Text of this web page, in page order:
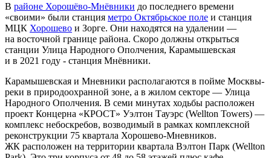
В районе Хорошёво-Мнёвники до последнего времени
«своими» были станция метро Октябрьское поле и станция
МЦК Хорошево и Зорге. Они находятся на удалении —
на восточной границе района. Скоро должны открыться
станции Улица Народного Ополчения, Карамышевская
и в 2021 году - станция Мнёвники.
Карамышевская и Мневники располагаются в пойме Москвы-
реки в природоохранной зоне, а в жилом секторе — Улица
Народного Ополчения. В семи минутах ходьбы расположен
проект Концерна «КРОСТ» Уэлтон Тауэрс (Wellton Towers) —
комплекс небоскребов, возводимый в рамках комплексной
реконструкции 75 квартала Хорошево-Мневников.
ЖК расположен на территории квартала Вэлтон Парк (Wellton